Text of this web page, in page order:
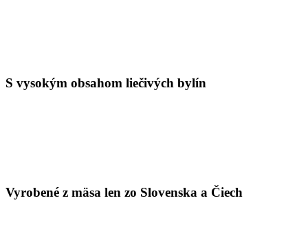
S vysokým obsahom liečivých bylín
Vyrobené z mäsa len zo Slovenska a Čiech